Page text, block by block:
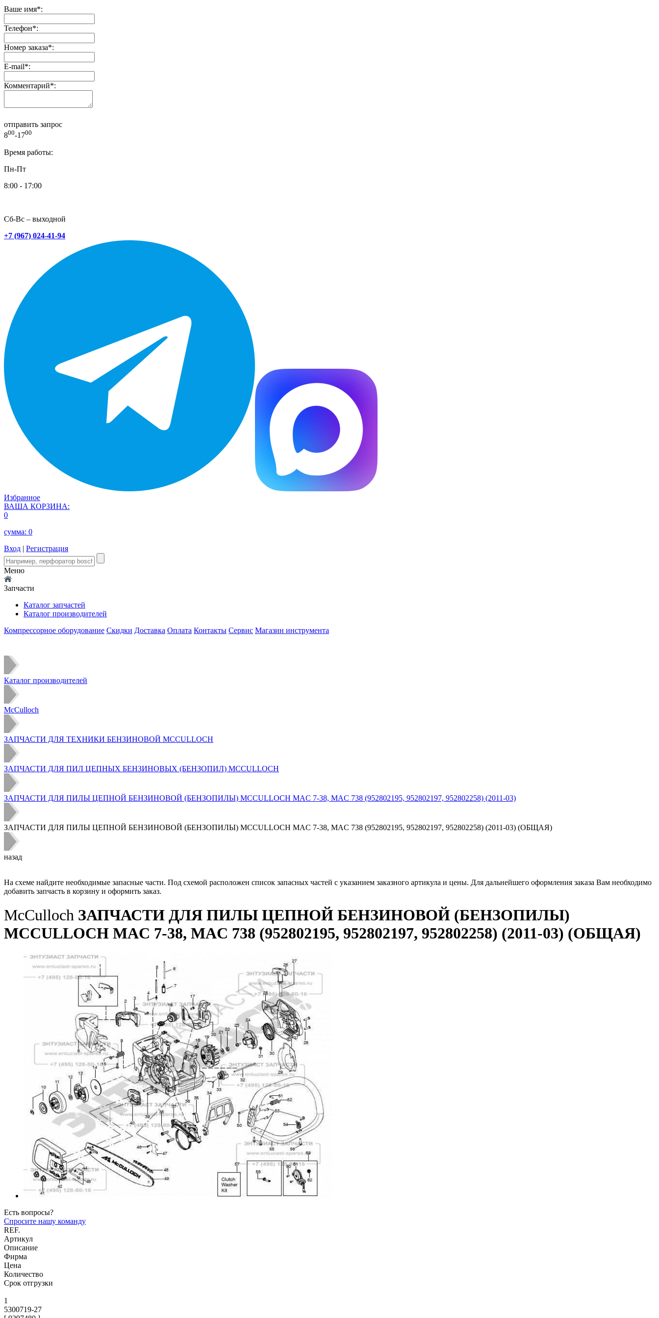
Ваше имя*:
Телефон*:
Номер заказа*:
E-mail*:
Комментарий*:
отправить запрос
800-1700
Время работы:
Пн-Пт
8:00 - 17:00
Сб-Вс – выходной
+7 (967) 024-41-94
Избранное
ВАША КОРЗИНА:
0
сумма: 0
Вход | Регистрация
Меню
Запчасти
Каталог запчастей
Каталог производителей
Компрессорное оборудование Скидки Доставка Оплата Контакты Сервис Магазин инструмента
Каталог производителей
McCulloch
ЗАПЧАСТИ ДЛЯ ТЕХНИКИ БЕНЗИНОВОЙ MCCULLOCH
ЗАПЧАСТИ ДЛЯ ПИЛ ЦЕПНЫХ БЕНЗИНОВЫХ (БЕНЗОПИЛ) MCCULLOCH
ЗАПЧАСТИ ДЛЯ ПИЛЫ ЦЕПНОЙ БЕНЗИНОВОЙ (БЕНЗОПИЛЫ) MCCULLOCH MAC 7-38, MAC 738 (952802195, 952802197, 952802258) (2011-03)
ЗАПЧАСТИ ДЛЯ ПИЛЫ ЦЕПНОЙ БЕНЗИНОВОЙ (БЕНЗОПИЛЫ) MCCULLOCH MAC 7-38, MAC 738 (952802195, 952802197, 952802258) (2011-03) (ОБЩАЯ)
назад
На схеме найдите необходимые запасные части. Под схемой расположен список запасных частей с указанием заказного артикула и цены. Для дальнейшего оформления заказа Вам необходимо
добавить запчасть в корзину и оформить заказ.
McCulloch ЗАПЧАСТИ ДЛЯ ПИЛЫ ЦЕПНОЙ БЕНЗИНОВОЙ (БЕНЗОПИЛЫ)
MCCULLOCH MAC 7-38, MAC 738 (952802195, 952802197, 952802258) (2011-03) (ОБЩАЯ)
Есть вопросы?
Спросите нашу команду
REF.
Артикул
Описание
Фирма
Цена
Количество
Срок отгрузки
1
5300719-27